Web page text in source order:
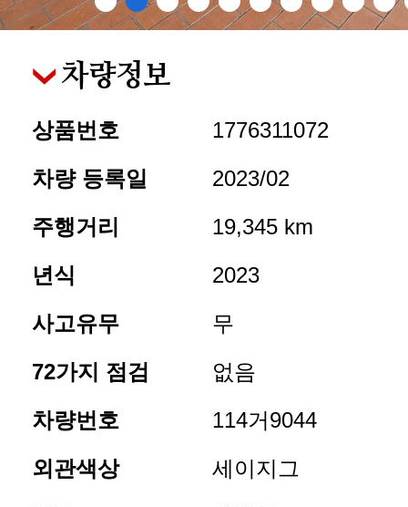
차량정보
상품번호
1776311072
차량 등록일
2023/02
주행거리
19,345 km
년식
2023
사고유무
무
72가지 점검
없음
차량번호
114거9044
외관색상
세이지그